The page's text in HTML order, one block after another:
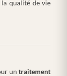
qualité de vie
un traitement